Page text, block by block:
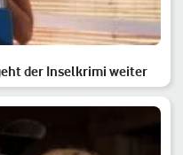
der Inselkrimi weiter